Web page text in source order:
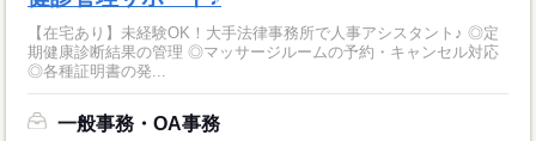
【在宅あり】未経験OK！大手法律事務所で人事アシスタント♪ ◎定
期健康診断結果の管理 ◎マッサージルームの予約・キャンセル対応
◎各種証明書の発...
一般事務・OA事務